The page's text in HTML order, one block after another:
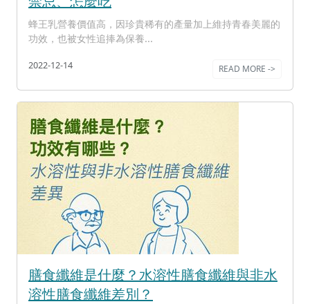
蜂王乳營養價值高，因珍貴稀有的產量加上維持青春美麗的
功效，也被女性追捧為保養...
2022-12-14 READ MORE ->
膳食纖維是什麼？水溶性膳食纖維與非水
溶性膳食纖維差別？